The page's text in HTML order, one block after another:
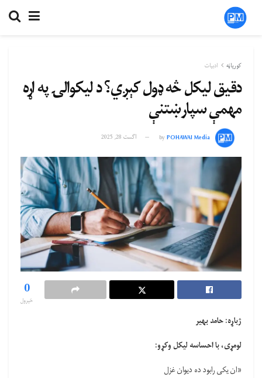
کورپاڼه ادبیات
دقیق لیکل څه ډول کېږي؟ د لیکوالۍ په اړه
مهمې سپارښتنې
byPOHAWAI Media اگست 28, 2025
0
خپرول
ژباړه: حامد بهیر
لومړی، با احساسه لیکل وکړو:
«ان یکی رابود ده دیوان غزل